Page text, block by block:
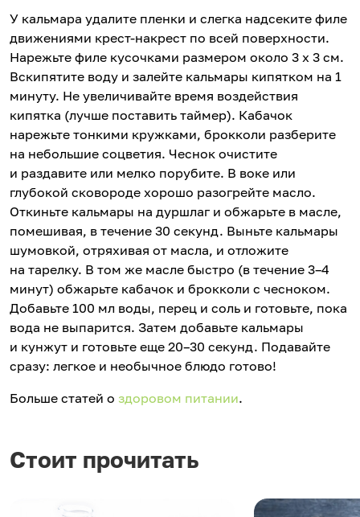
У кальмара удалите пленки и слегка надсеките филе
движениями крест-накрест по всей поверхности.
Нарежьте филе кусочками размером около 3 х 3 см.
Вскипятите воду и залейте кальмары кипятком на 1
минуту. Не увеличивайте время воздействия
кипятка (лучше поставить таймер). Кабачок
нарежьте тонкими кружками, брокколи разберите
на небольшие соцветия. Чеснок очистите
и раздавите или мелко порубите. В воке или
глубокой сковороде хорошо разогрейте масло.
Откиньте кальмары на дуршлаг и обжарьте в масле,
помешивая, в течение 30 секунд. Выньте кальмары
шумовкой, отряхивая от масла, и отложите
на тарелку. В том же масле быстро (в течение 3–4
минут) обжарьте кабачок и брокколи с чесноком.
Добавьте 100 мл воды, перец и соль и готовьте, пока
вода не выпарится. Затем добавьте кальмары
и кунжут и готовьте еще 20–30 секунд. Подавайте
сразу: легкое и необычное блюдо готово!
Больше статей о здоровом питании.
Стоит прочитать